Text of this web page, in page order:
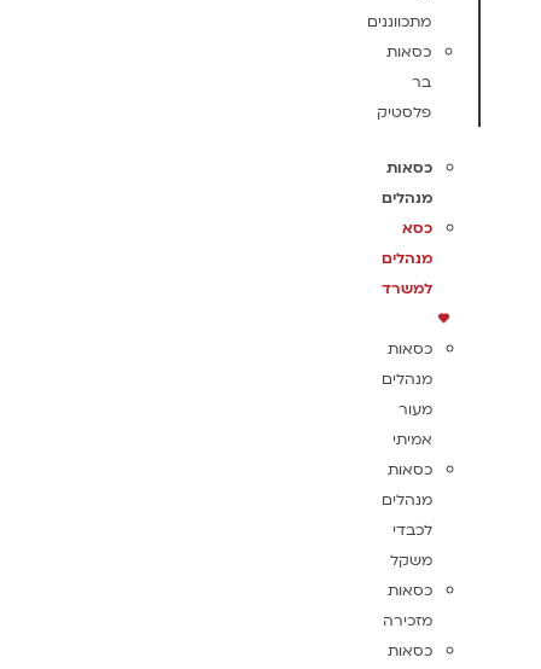
מתכווננים
כסאות
בר
פלסטיק
כסאות
מנהלים
כסא
מנהלים
למשרד
כסאות
מנהלים
מעור
אמיתי
כסאות
מנהלים
לכבדי
משקל
כסאות
מזכירה
כסאות